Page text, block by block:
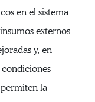
en el sistema
externos
y, en
la